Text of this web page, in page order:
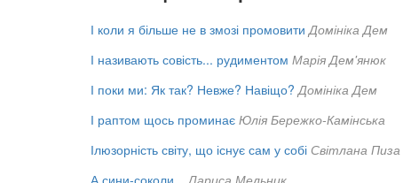
І коли я більше не в змозі промовити Домініка Дем
І називають совість... рудиментом Марія Дем'янюк
І поки ми: Як так? Невже? Навіщо? Домініка Дем
І раптом щось проминає Юлія Бережко-Камінська
Ілюзорність світу, що існує сам у собі Світлана Пиза
А сини-соколи... Лариса Мельник